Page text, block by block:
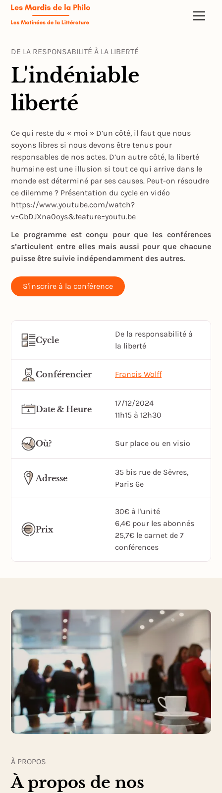
DE LA RESPONSABILITÉ À LA LIBERTÉ
L'indéniable
liberté
Ce qui reste du « moi » D’un côté, il faut que nous
soyons libres si nous devons être tenus pour
responsables de nos actes. D’un autre côté, la liberté
humaine est une illusion si tout ce qui arrive dans le
monde est déterminé par ses causes. Peut-on résoudre
ce dilemme ? Présentation du cycle en vidéo
https://www.youtube.com/watch?
v=GbDJXna0oys&feature=youtu.be
Le programme est conçu pour que les conférences
s’articulent entre elles mais aussi pour que chacune
puisse être suivie indépendamment des autres.
S'inscrire à la conférence
Cycle
De la responsabilité à
la liberté
Conférencier Francis Wolff
Date & Heure
17/12/2024
11h15 à 12h30
Où? Sur place ou en visio
Adresse
35 bis rue de Sèvres,
Paris 6e
Prix
30€ à l'unité
6,4€ pour les abonnés
25,7€ le carnet de 7
conférences
À PROPOS
À propos de nos